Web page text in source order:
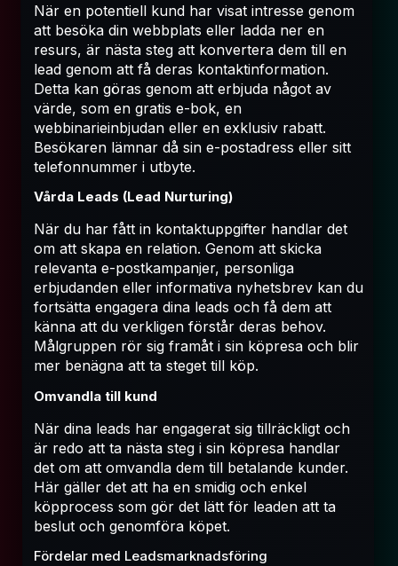
När en potentiell kund har visat intresse genom
att besöka din webbplats eller ladda ner en
resurs, är nästa steg att konvertera dem till en
lead genom att få deras kontaktinformation.
Detta kan göras genom att erbjuda något av
värde, som en gratis e-bok, en
webbinarieinbjudan eller en exklusiv rabatt.
Besökaren lämnar då sin e-postadress eller sitt
telefonnummer i utbyte.
Vårda Leads (Lead Nurturing)
När du har fått in kontaktuppgifter handlar det
om att skapa en relation. Genom att skicka
relevanta e-postkampanjer, personliga
erbjudanden eller informativa nyhetsbrev kan du
fortsätta engagera dina leads och få dem att
känna att du verkligen förstår deras behov.
Målgruppen rör sig framåt i sin köpresa och blir
mer benägna att ta steget till köp.
Omvandla till kund
När dina leads har engagerat sig tillräckligt och
är redo att ta nästa steg i sin köpresa handlar
det om att omvandla dem till betalande kunder.
Här gäller det att ha en smidig och enkel
köpprocess som gör det lätt för leaden att ta
beslut och genomföra köpet.
Fördelar med Leadsmarknadsföring